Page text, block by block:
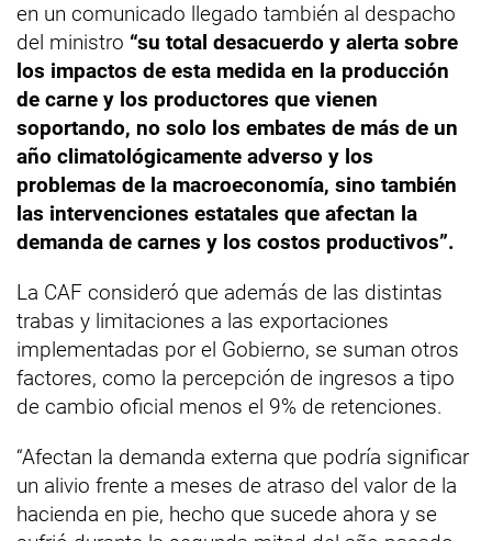
en un comunicado llegado también al despacho
del ministro “su total desacuerdo y alerta sobre
los impactos de esta medida en la producción
de carne y los productores que vienen
soportando, no solo los embates de más de un
año climatológicamente adverso y los
problemas de la macroeconomía, sino también
las intervenciones estatales que afectan la
demanda de carnes y los costos productivos”.
La CAF consideró que además de las distintas
trabas y limitaciones a las exportaciones
implementadas por el Gobierno, se suman otros
factores, como la percepción de ingresos a tipo
de cambio oficial menos el 9% de retenciones.
“Afectan la demanda externa que podría significar
un alivio frente a meses de atraso del valor de la
hacienda en pie, hecho que sucede ahora y se